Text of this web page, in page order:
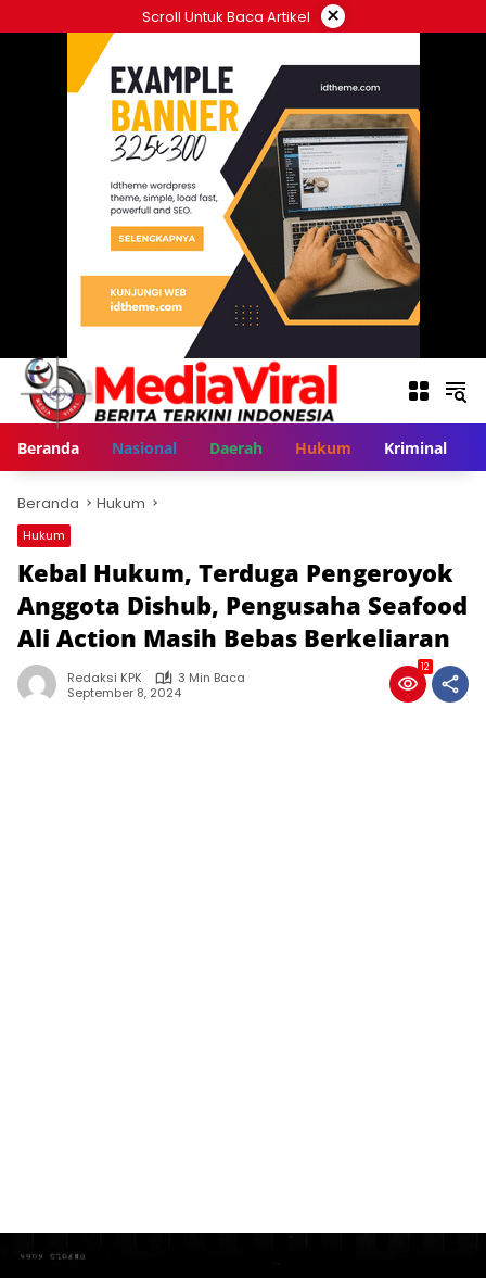
ke
Scroll Untuk Baca Artikel ×
Beranda Nasional Daerah Hukum Kriminal
Beranda Hukum
Hukum
Kebal Hukum, Terduga Pengeroyok
Anggota Dishub, Pengusaha Seafood
Ali Action Masih Bebas Berkeliaran
Redaksi KPK
3 Min Baca
September 8, 2024
12